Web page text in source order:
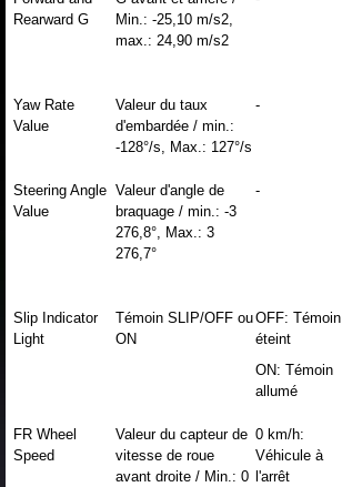
Rearward G
Min.: -25,10 m/s2,
max.: 24,90 m/s2
Yaw Rate
Value
Valeur du taux
d'embardée / min.:
-128°/s, Max.: 127°/s
-
Steering Angle
Value
Valeur d'angle de
braquage / min.: -3
276,8°, Max.: 3
276,7°
-
Slip Indicator
Light
Témoin SLIP/OFF ou
ON
OFF: Témoin
éteint
ON: Témoin
allumé
FR Wheel
Speed
Valeur du capteur de
vitesse de roue
avant droite / Min.: 0
0 km/h:
Véhicule à
l'arrêt